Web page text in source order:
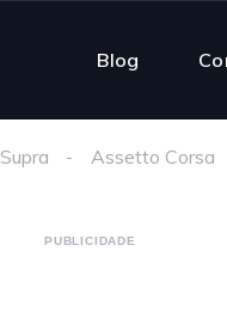
Blog
Supra Assetto Corsa
PUBLICIDADE